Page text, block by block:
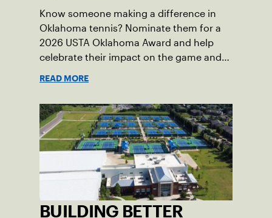
Know someone making a difference in
Oklahoma tennis? Nominate them for a
2026 USTA Oklahoma Award and help
celebrate their impact on the game and
READ MORE
BUILDING BETTER